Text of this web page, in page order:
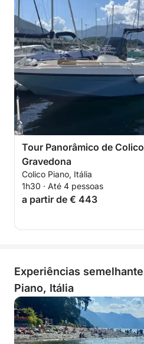
Tour Panorâmico de
Gravedona
Colico Piano, Itália
1h30 · Até 4 pessoas
a partir de € 443
Experiências
Piano, Itália